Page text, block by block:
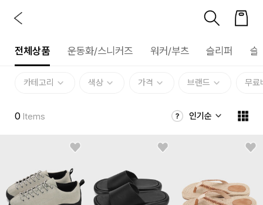
전체상품 운동화/스니커즈 워커/부츠 슬리퍼 슬
카테고리 색상 가격 브랜드 무료
0 Items 인기순